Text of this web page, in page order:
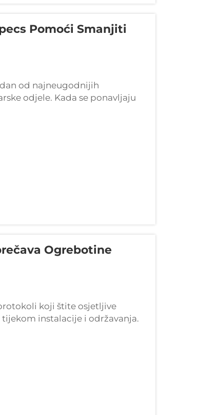
Pomoći Smanjiti
od najneugodnijih
odjele. Kada se ponavljaju
se može pratiti natrag do
Ogrebotine
koji štite osjetljive
instalacije i održavanja.
osigurava da vaša oprema za